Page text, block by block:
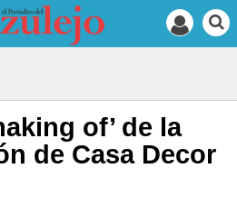
of’ de la
de Casa Decor